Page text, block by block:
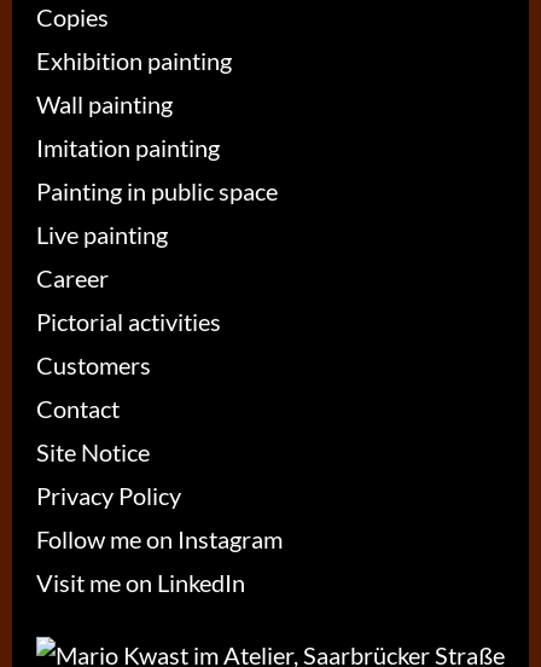
Copies
Exhibition painting
Wall painting
Imitation painting
Painting in public space
Live painting
Career
Pictorial activities
Customers
Contact
Site Notice
Privacy Policy
Follow me on Instagram
Visit me on LinkedIn